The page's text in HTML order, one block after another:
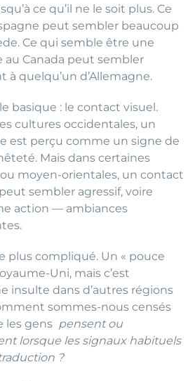
ce qu’il ne le soit plus. Ce
peut sembler beaucoup
Ce qui semble être une
Canada peut sembler
quelqu’un d’Allemagne.
basique : le contact visuel.
cultures occidentales, un
est perçu comme un signe de
Mais dans certaines
moyen-orientales, un contact
sembler agressif, voire
action — ambiances
plus compliqué. Un « pouce
Uni, mais c’est
insulte dans d’autres régions
sommes-nous censés
les gens pensent ou
lorsque les signaux habituels
?